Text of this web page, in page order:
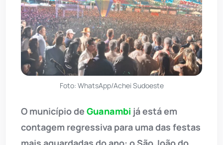
Foto: WhatsApp/Achei Sudoeste
O município de Guanambi já está em
contagem regressiva para uma das festas